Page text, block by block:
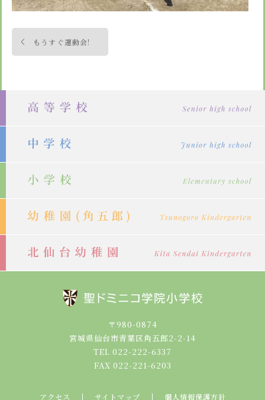
投
稿
もうすぐ運動会!
〒980-0874
宮城県仙台市青葉区角五郎2-2-14
TEL 022-222-6337
FAX 022-221-6203
アクセス サイトマップ 個人情報保護方針